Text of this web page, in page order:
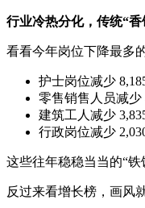
行业冷热分化，传统“香
看看今年岗位下降最多
护士岗位减少
零售销售人员减少
建筑工人减少
行政岗位减少
这些往年稳稳当当的“铁
反过来看增长榜，画风